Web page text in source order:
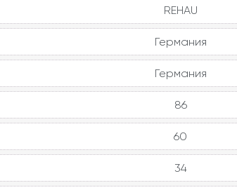
REHAU
Германия
Германия
86
60
34